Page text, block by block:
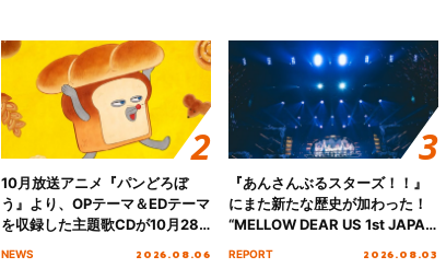
10月放送アニメ『パンどろぼ
う』より、OPテーマ＆EDテーマ
を収録した主題歌CDが10月28
NEWS 2026.08.06
『あんさんぶるスターズ！！』
にまた新たな歴史が加わった！
“MELLOW DEAR US 1st JAPAN
REPORT 2026.08.03